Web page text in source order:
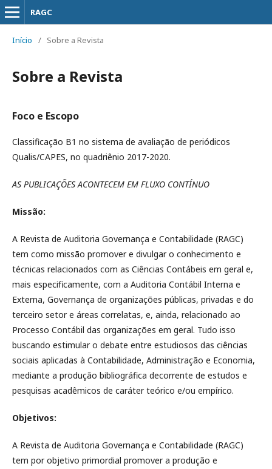
RAGC
Início / Sobre a Revista
Sobre a Revista
Foco e Escopo
Classificação B1 no sistema de avaliação de periódicos
Qualis/CAPES, no quadriênio 2017-2020.
AS PUBLICAÇÕES ACONTECEM EM FLUXO CONTÍNUO
Missão:
A Revista de Auditoria Governança e Contabilidade (RAGC)
tem como missão promover e divulgar o conhecimento e
técnicas relacionados com as Ciências Contábeis em geral e,
mais especificamente, com a Auditoria Contábil Interna e
Externa, Governança de organizações públicas, privadas e do
terceiro setor e áreas correlatas, e, ainda, relacionado ao
Processo Contábil das organizações em geral. Tudo isso
buscando estimular o debate entre estudiosos das ciências
sociais aplicadas à Contabilidade, Administração e Economia,
mediante a produção bibliográfica decorrente de estudos e
pesquisas acadêmicos de caráter teórico e/ou empírico.
Objetivos:
A Revista de Auditoria Governança e Contabilidade (RAGC)
tem por objetivo primordial promover a produção e